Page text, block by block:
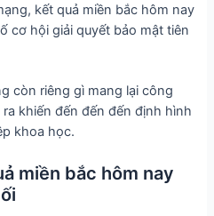
kết quả miền bắc hôm nay
cơ hội giải quyết bảo mật tiên
còn riêng gì mang lại công
khiến đến đến đến định hình
khoa học.
miền bắc hôm nay